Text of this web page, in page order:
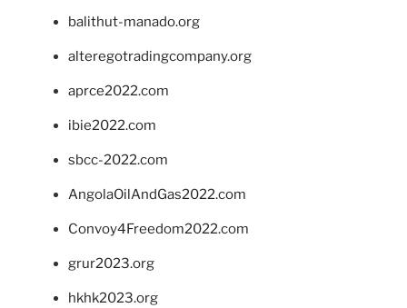
balithut-manado.org
alteregotradingcompany.org
aprce2022.com
ibie2022.com
sbcc-2022.com
AngolaOilAndGas2022.com
Convoy4Freedom2022.com
grur2023.org
hkhk2023.org